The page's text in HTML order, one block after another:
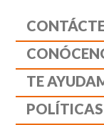
TE
POLÍTICAS